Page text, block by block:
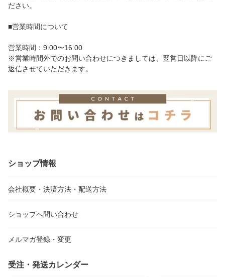
ださい。
■営業時間について
営業時間：9:00〜16:00
※営業時間外でのお問い合わせにつきましては、翌営日以降にご
返信させていただきます。
ショップ情報
会社概要・決済方法・配送方法
ショップへ問い合わせ
メルマガ登録・変更
受注・発送カレンダー